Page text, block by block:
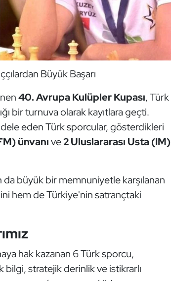
Büyük Başarı
40. Avrupa Kulüpler Kupası, Türk
bir turnuva olarak kayıtlara geçti.
eden Türk sporcular, gösterdikleri
ünvanıve2 Uluslararası Usta (IM)
büyük bir memnuniyetle karşılanan
hem de Türkiye'nin satrançtaki
hak kazanan 6 Türk sporcu,
bilgi, stratejik derinlik ve istikrarlı